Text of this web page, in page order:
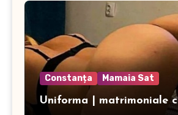
Constanța Mamaia Sat
Uniforma | matrimoniale c